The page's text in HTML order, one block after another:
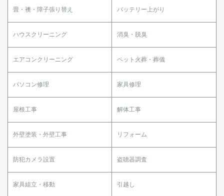
畳・襖・障子張り替え バッテリー上がり
ハウスクリーニング 消臭・脱臭
エアコンクリーニング ペット火葬・葬儀
パソコン修理 家具修理
屋根工事 解体工事
外壁塗装・外壁工事 リフォーム
防犯カメラ設置 盗聴器調査
家具組立・移動 引越し